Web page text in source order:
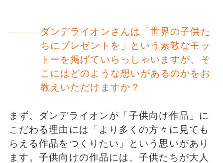
ダンデライオンさんは「世界の子供た
ちにプレゼントを」という素敵なモッ
トーを掲げていらっしゃいますが、そ
こにはどのような想いがあるのかをお
教えいただけますか？
まず、ダンデライオンが「子供向け作品」に
こだわる理由には「より多くの方々に見ても
らえる作品をつくりたい」という思いがあり
ます。子供向けの作品には、子供たちが大人